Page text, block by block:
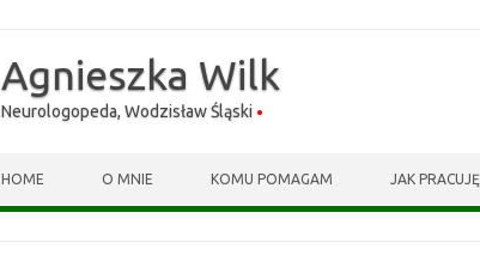
Agnieszka Wilk
Neurologopeda, Wodzisław Śląski
HOME O MNIE KOMU POMAGAM JAK PRACUJĘ